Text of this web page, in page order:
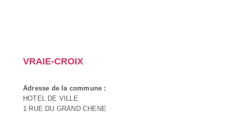
VRAIE-CROIX
Adresse de la commune :
HOTEL DE VILLE
1 RUE DU GRAND CHENE